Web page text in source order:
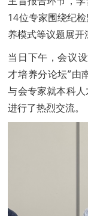
14位专家围绕纪
养模式等议题展开
当日下午，会议
才培养分论坛”由
与会专家就本科
进行了热烈交流。